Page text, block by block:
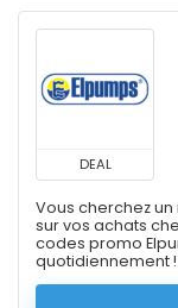
DEAL
Vous cherchez
sur vos achats
codes promo
quotidiennement !